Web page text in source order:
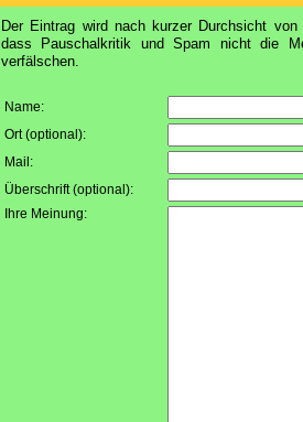
Der Eintrag wird nach kurzer Durchsicht
dass Pauschalkritik und Spam nicht die
verfälschen.
Name:
Ort (optional):
Mail :
Überschrift (optional):
Ihre Meinung: